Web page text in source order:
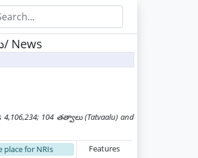
News
104 తత్వాలు (Tatvaalu) and
place for NRIs
Features